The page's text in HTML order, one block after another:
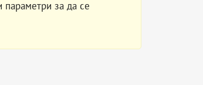
параметри за да се